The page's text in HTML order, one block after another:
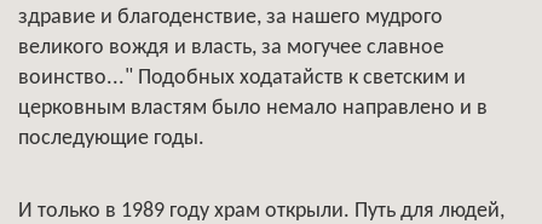
здравие и благоденствие, за нашего мудрого
великого вождя и власть, за могучее славное
воинство..." Подобных ходатайств к светским и
церковным властям было немало направлено и в
последующие годы.
И только в 1989 году храм открыли. Путь для людей,